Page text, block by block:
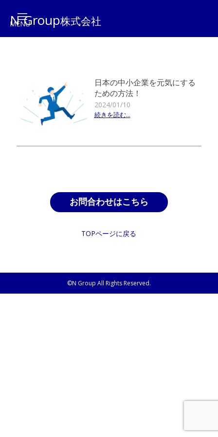
N Group株式会社
日本の中小企業を元気にする
ための方法！
2024/01/10
続きを読む...
お問合わせはこちら
TOPページに戻る
©N Group All Rights Reserved.